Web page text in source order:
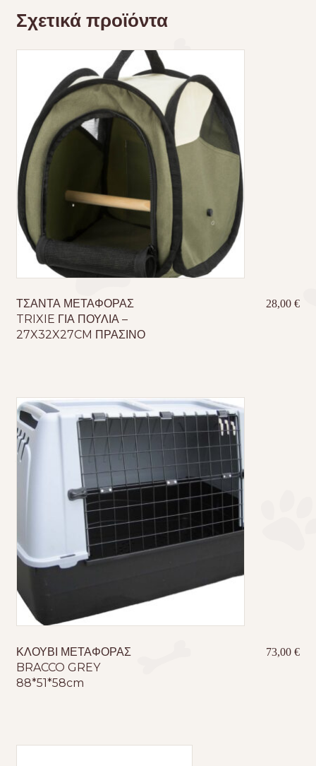
Σχετικά προϊόντα
ΤΣΑΝΤΑ ΜΕΤΑΦΟΡΑΣ
TRIXIE ΓΙΑ ΠΟΥΛΙΑ –
27X32X27CM ΠΡΑΣΙΝΟ
28,00€
ΚΛΟΥΒΙ ΜΕΤΑΦΟΡΑΣ
BRACCO GREY
88*51*58cm
73,00€